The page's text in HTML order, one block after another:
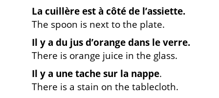
La cuillère est à côté de l’assiette.
The spoon is next to the plate.
Il y a du jus d’orange dans le verre.
There is orange juice in the glass.
Il y a une tache sur la nappe.
There is a stain on the tablecloth.